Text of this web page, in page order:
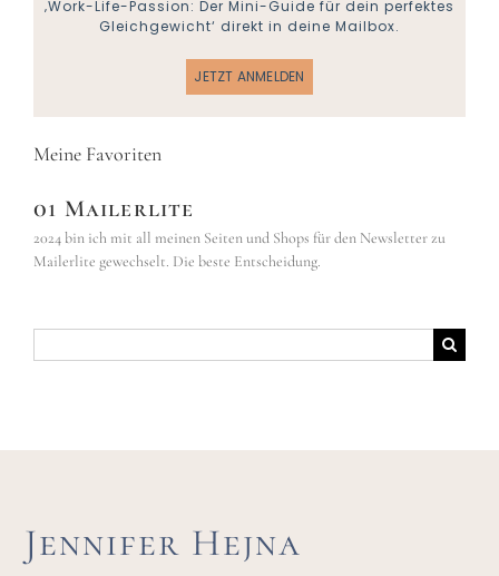
‚Work-Life-Passion: Der Mini-Guide für dein perfektes
Gleichgewicht‘ direkt in deine Mailbox.
JETZT ANMELDEN
Meine Favoriten
01 Mailerlite
2024 bin ich mit all meinen Seiten und Shops für den Newsletter zu
Mailerlite gewechselt. Die beste Entscheidung.
nach:
Jennifer Hejna